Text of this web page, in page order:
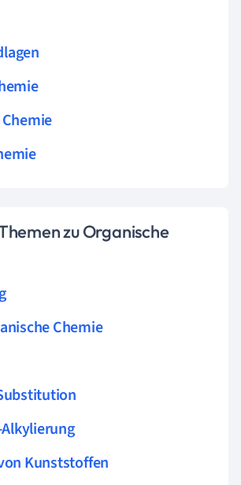
zu Organische
Chemie
Kunststoffen